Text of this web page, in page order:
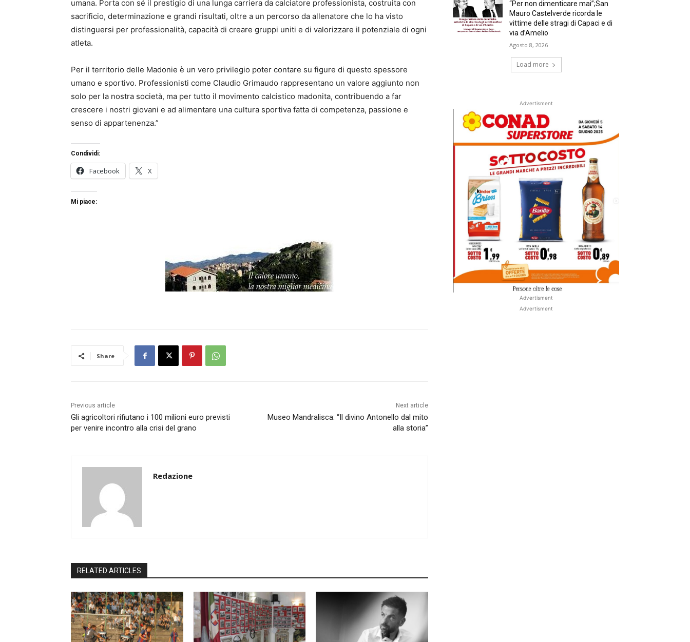
umana. Porta con sé il prestigio di una lunga carriera da calciatore professionista, costruita con
sacrificio, determinazione e grandi risultati, oltre a un percorso da allenatore che lo ha visto
distinguersi per professionalità, capacità di creare gruppi uniti e di valorizzare il potenziale di ogni
atleta.
Per il territorio delle Madonie è un vero privilegio poter contare su figure di questo spessore
umano e sportivo. Professionisti come Claudio Grimaudo rappresentano un valore aggiunto non
solo per la nostra società, ma per tutto il movimento calcistico madonita, contribuendo a far
crescere i nostri giovani e ad alimentare una cultura sportiva fatta di competenza, passione e
senso di appartenenza.”
Condividi:
Facebook X
Mi piace:
Share
Previous article
Gli agricoltori rifiutano i 100 milioni euro previsti
per venire incontro alla crisi del grano
Next article
Museo Mandralisca: “Il divino Antonello dal mito
alla storia”
Redazione
RELATED ARTICLES
“Per non dimenticare mai”;San
Mauro Castelverde ricorda le
vittime delle stragi di Capaci e di
via d’Amelio
Agosto 8, 2026
Load more
Advertisment
Advertisment
Advertisment